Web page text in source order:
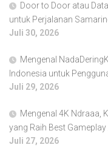
Door to Door atau
untuk Perjalanan
Juli 30, 2026
Mengenal
Indonesia untuk
Juli 29, 2026
Mengenal 4K Ndraaa,
yang Raih Best
Juli 27, 2026